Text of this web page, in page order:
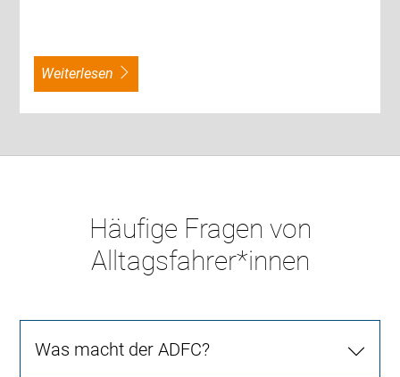
weiterlesen
Häufige Fragen von
Alltagsfahrer*innen
Was macht der ADFC?